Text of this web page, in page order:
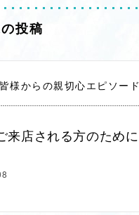
投稿
皆様からの親切心エピソード
来店される方のために